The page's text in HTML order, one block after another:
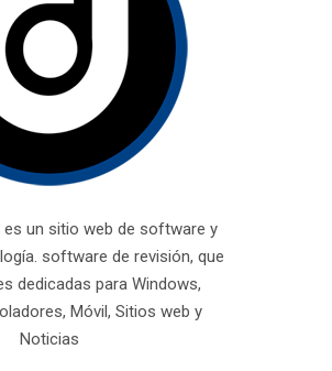
un sitio web de software y
software de revisión, que
dedicadas para Windows,
Móvil, Sitios web y
Noticias